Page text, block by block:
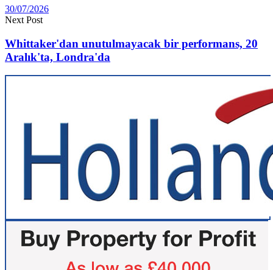
30/07/2026
Next Post
Whittaker'dan unutulmayacak bir performans, 20
Aralık'ta, Londra'da